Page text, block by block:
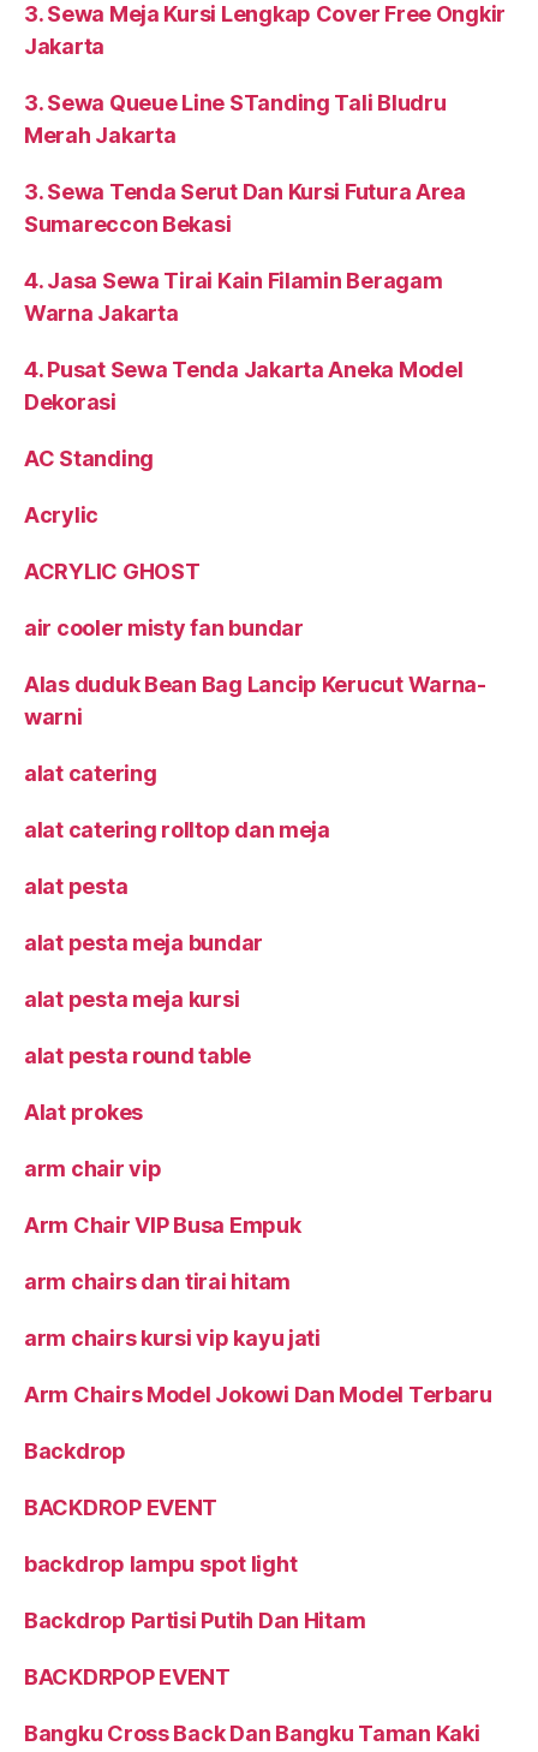
3. Sewa Meja Kursi Lengkap Cover Free Ongkir
Jakarta
3. Sewa Queue Line STanding Tali Bludru
Merah Jakarta
3. Sewa Tenda Serut Dan Kursi Futura Area
Sumareccon Bekasi
4. Jasa Sewa Tirai Kain Filamin Beragam
Warna Jakarta
4. Pusat Sewa Tenda Jakarta Aneka Model
Dekorasi
AC Standing
Acrylic
ACRYLIC GHOST
air cooler misty fan bundar
Alas duduk Bean Bag Lancip Kerucut Warna-
warni
alat catering
alat catering rolltop dan meja
alat pesta
alat pesta meja bundar
alat pesta meja kursi
alat pesta round table
Alat prokes
arm chair vip
Arm Chair VIP Busa Empuk
arm chairs dan tirai hitam
arm chairs kursi vip kayu jati
Arm Chairs Model Jokowi Dan Model Terbaru
Backdrop
BACKDROP EVENT
backdrop lampu spot light
Backdrop Partisi Putih Dan Hitam
BACKDRPOP EVENT
Bangku Cross Back Dan Bangku Taman Kaki